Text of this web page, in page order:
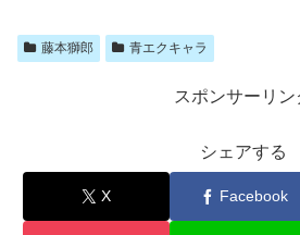
藤本獅郎 青エクキャラ
スポンサーリン
シェアする
X Facebook